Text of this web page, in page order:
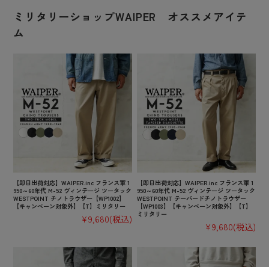
ミリタリーショップWAIPER オススメアイテ
ム
【即日出荷対応】WAIPER.inc フランス軍 1
950～60年代 M-52 ヴィンテージ ツータック
WESTPOINT チノトラウザー【WP1002】
【キャンペーン対象外】【T】ミリタリー
¥9,680(税込)
【即日出荷対応】WAIPER.inc フランス軍 1
950～60年代 M-52 ヴィンテージ ツータック
WESTPOINT テーパードチノトラウザー
【WP1003】【キャンペーン対象外】【T】
ミリタリー
¥9,680(税込)